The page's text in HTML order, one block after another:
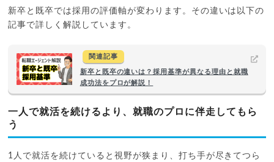
新卒と既卒では採用の評価軸が変わります。その違いは以下の
記事で詳しく解説しています。
関連記事
新卒と既卒の違いは？採用基準が異なる理由と就職
成功法をプロが解説！
一人で就活を続けるより、就職のプロに伴走してもら
う
1人で就活を続けていると視野が狭まり、打ち手が尽きてつら